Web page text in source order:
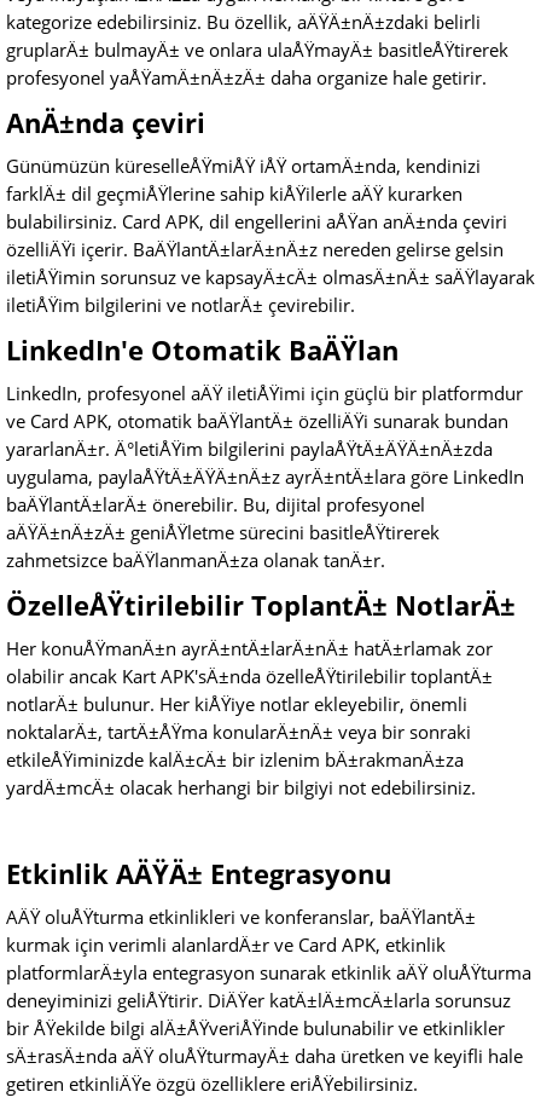
kategorize edebilirsiniz. Bu özellik, aÄŸÄ±nÄ±zdaki belirli
gruplarÄ± bulmayÄ± ve onlara ulaÅŸmayÄ± basitleÅŸtirerek
profesyonel yaÅŸamÄ±nÄ±zÄ± daha organize hale getirir.
AnÄ±nda çeviri
Günümüzün küreselleÅŸmiÅŸ iÅŸ ortamÄ±nda, kendinizi
farklÄ± dil geçmiÅŸlerine sahip kiÅŸilerle aÄŸ kurarken
bulabilirsiniz. Card APK, dil engellerini aÅŸan anÄ±nda çeviri
özelliÄŸi içerir. BaÄŸlantÄ±larÄ±nÄ±z nereden gelirse gelsin
iletiÅŸimin sorunsuz ve kapsayÄ±cÄ± olmasÄ±nÄ± saÄŸlayarak
iletiÅŸim bilgilerini ve notlarÄ± çevirebilir.
LinkedIn'e Otomatik BaÄŸlan
LinkedIn, profesyonel aÄŸ iletiÅŸimi için güçlü bir platformdur
ve Card APK, otomatik baÄŸlantÄ± özelliÄŸi sunarak bundan
yararlanÄ±r. Ä°letiÅŸim bilgilerini paylaÅŸtÄ±ÄŸÄ±nÄ±zda
uygulama, paylaÅŸtÄ±ÄŸÄ±nÄ±z ayrÄ±ntÄ±lara göre LinkedIn
baÄŸlantÄ±larÄ± önerebilir. Bu, dijital profesyonel
aÄŸÄ±nÄ±zÄ± geniÅŸletme sürecini basitleÅŸtirerek
zahmetsizce baÄŸlanmanÄ±za olanak tanÄ±r.
ÖzelleÅŸtirilebilir ToplantÄ± NotlarÄ±
Her konuÅŸmanÄ±n ayrÄ±ntÄ±larÄ±nÄ± hatÄ±rlamak zor
olabilir ancak Kart APK'sÄ±nda özelleÅŸtirilebilir toplantÄ±
notlarÄ± bulunur. Her kiÅŸiye notlar ekleyebilir, önemli
noktalarÄ±, tartÄ±ÅŸma konularÄ±nÄ± veya bir sonraki
etkileÅŸiminizde kalÄ±cÄ± bir izlenim bÄ±rakmanÄ±za
yardÄ±mcÄ± olacak herhangi bir bilgiyi not edebilirsiniz.
Etkinlik AÄŸÄ± Entegrasyonu
AÄŸ oluÅŸturma etkinlikleri ve konferanslar, baÄŸlantÄ±
kurmak için verimli alanlardÄ±r ve Card APK, etkinlik
platformlarÄ±yla entegrasyon sunarak etkinlik aÄŸ oluÅŸturma
deneyiminizi geliÅŸtirir. DiÄŸer katÄ±lÄ±mcÄ±larla sorunsuz
bir ÅŸekilde bilgi alÄ±ÅŸveriÅŸinde bulunabilir ve etkinlikler
sÄ±rasÄ±nda aÄŸ oluÅŸturmayÄ± daha üretken ve keyifli hale
getiren etkinliÄŸe özgü özelliklere eriÅŸebilirsiniz.